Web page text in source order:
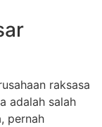
raksasa
adalah salah
pernah